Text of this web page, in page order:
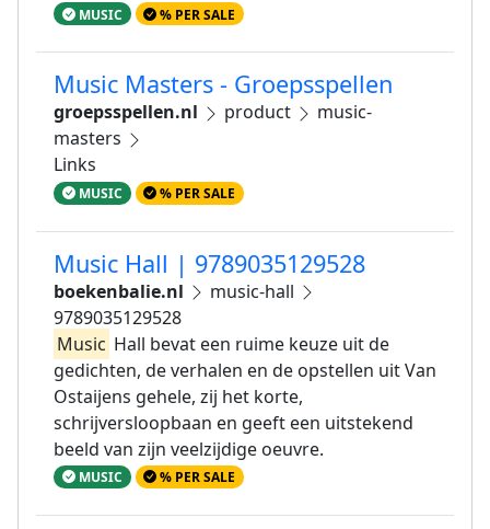
MUSIC % PER SALE
Music Masters - Groepsspellen
groepsspellen.nl product
music-
masters
Links
MUSIC % PER SALE
Music Hall | 9789035129528
boekenbalie.nl
music-hall
9789035129528
Music Hall bevat een ruime keuze uit de
gedichten, de verhalen en de opstellen uit Van
Ostaijens gehele, zij het korte,
schrijversloopbaan en geeft een uitstekend
beeld van zijn veelzijdige oeuvre.
MUSIC % PER SALE